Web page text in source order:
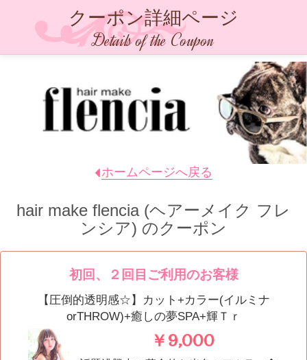
クーポン詳細ページ
Details of the Coupon
ホームページへ戻る
hair make flencia (ヘアーメイク フレ
ンシア) のクーポン
初回、２回目ご利用のお客様
【圧倒的透明感☆】カット+カラー(イルミナ
orTHROW)+癒しの夢SPA+輝Ｔｒ
￥9,000